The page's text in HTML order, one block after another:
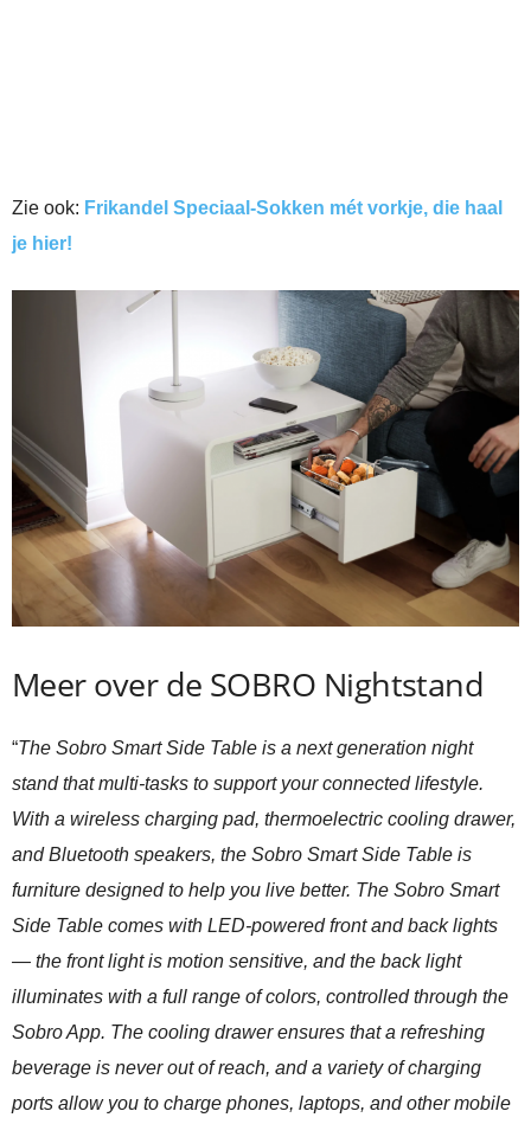
Zie ook: Frikandel Speciaal-Sokken mét vorkje, die haal
je hier!
Meer over de SOBRO Nightstand
“The Sobro Smart Side Table is a next generation night
stand that multi-tasks to support your connected lifestyle.
With a wireless charging pad, thermoelectric cooling drawer,
and Bluetooth speakers, the Sobro Smart Side Table is
furniture designed to help you live better. The Sobro Smart
Side Table comes with LED-powered front and back lights
— the front light is motion sensitive, and the back light
illuminates with a full range of colors, controlled through the
Sobro App. The cooling drawer ensures that a refreshing
beverage is never out of reach, and a variety of charging
ports allow you to charge phones, laptops, and other mobile